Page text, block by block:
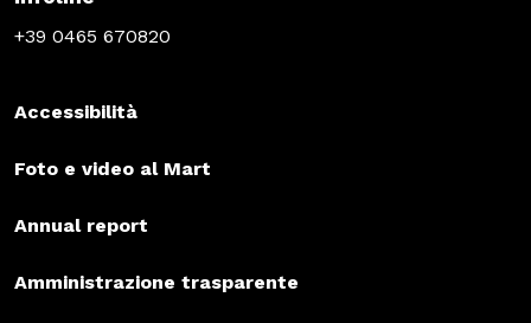
+39 0465 670820
Accessibilità
Foto e video al Mart
Annual report
Amministrazione trasparente